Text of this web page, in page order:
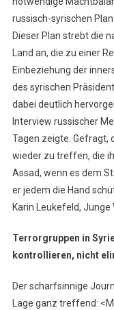
russisch-syrischen
Dieser Plan strebt die
Land an, die zu einer
Einbeziehung der
des syrischen
dabei deutlich
Interview russischer
Tagen zeigte. Gefragt,
wieder zu treffen, die
Assad, wenn es dem
er jedem die Hand
Karin Leukefeld, Junge
Terrorgruppen in
kontrollieren, nicht
Der scharfsinnige
Lage ganz treffend: